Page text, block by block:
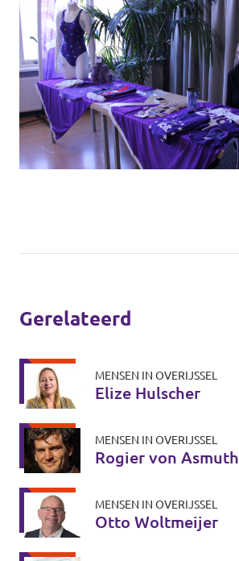
Gerelateerd
MENSEN IN OVERIJSSEL
Elize Hulscher
MENSEN IN OVERIJSSEL
Rogier von Asmuth
MENSEN IN OVERIJSSEL
Otto Woltmeijer